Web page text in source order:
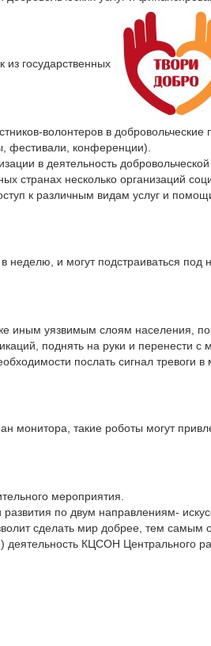
из государственных
волонтеров в
фестивали, конференции).
в деятельность
странах несколько организаций
к различным видам услуг и
и могут подстраиваться под
уязвимым слоям населения,
поднять на руки и перенести
послать сигнал
такие роботы могут
мероприятия.
по двум направлениям-
сделать мир добрее, тем
деятельность КЦСОН Центрального